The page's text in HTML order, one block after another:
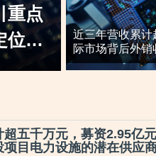
技术创新是否依赖
变或拷问业务成长
近三年营收累计
际市场背后外
元，辅导期间参
五千万元，募资2.95亿
目电力设施的潜在供应